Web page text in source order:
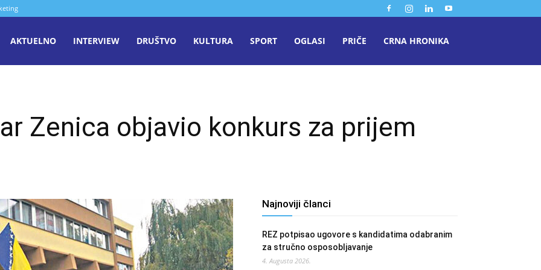
AKTUELNO INTERVIEW DRUŠTVO KULTURA SPORT OGLASI PRIČE CRNA HRONIKA
Zenica objavio konkurs za prijem
Najnoviji članci
REZ potpisao ugovore s kandidatima odabranim
za stručno osposobljavanje
4. Augusta 2026.